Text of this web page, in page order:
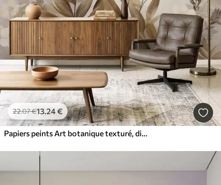
22.07€13.24€
Papiers peints Art botanique texturé, diverses plantes et feuilles dans des tons de marron et de beige